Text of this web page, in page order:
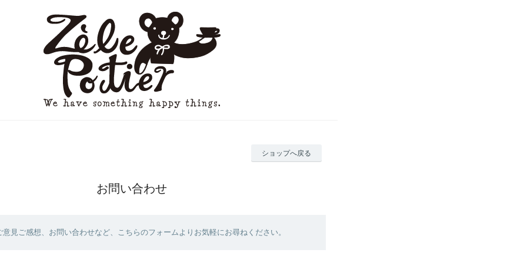
ショップへ戻る
お問い合わせ
見ご感想、お問い合わせなど、こちらのフォームよりお気軽にお尋ねください。